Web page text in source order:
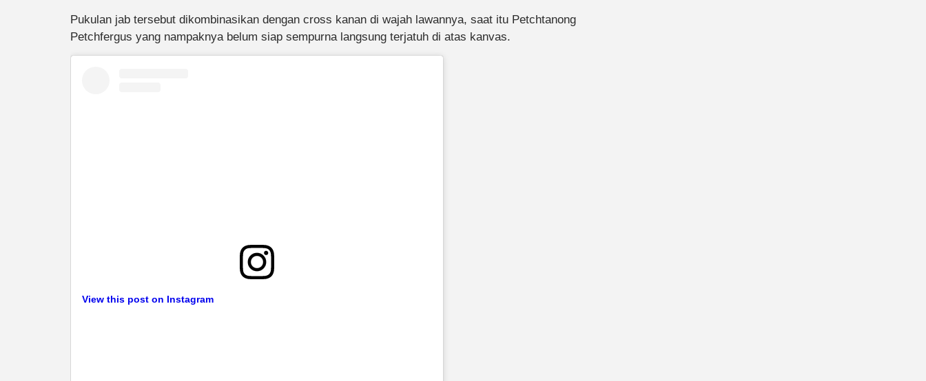
Pukulan jab tersebut dikombinasikan dengan cross kanan di wajah lawannya, saat itu Petchtanong
Petchfergus yang nampaknya belum siap sempurna langsung terjatuh di atas kanvas.
View this post on Instagram